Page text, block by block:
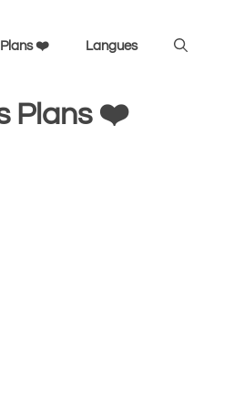
Plans ❤️ Langues
Plans ❤️